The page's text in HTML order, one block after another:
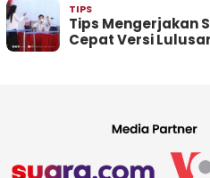
TIPS
Tips Mengerjakan
Cepat Versi